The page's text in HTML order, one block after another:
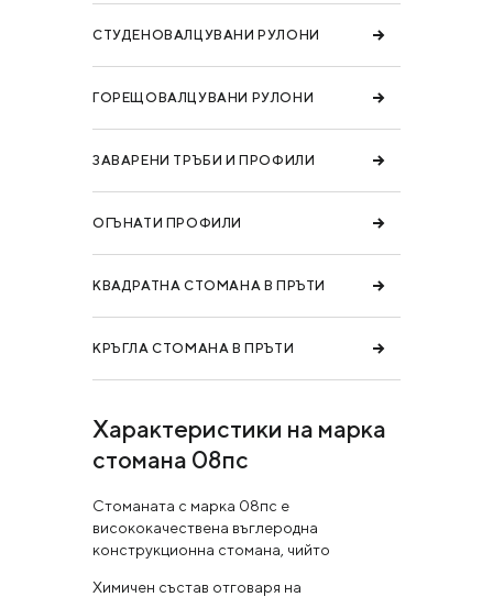
СТУДЕНОВАЛЦУВАНИ РУЛОНИ
ГОРЕЩОВАЛЦУВАНИ РУЛОНИ
ЗАВАРЕНИ ТРЪБИ И ПРОФИЛИ
ОГЪНАТИ ПРОФИЛИ
КВАДРАТНА СТОМАНА В ПРЪТИ
КРЪГЛА СТОМАНА В ПРЪТИ
Характеристики на марка
стомана 08пс
Стоманата с марка 08пс е
висококачествена въглеродна
конструкционна стомана, чийто
Химичен състав отговаря на